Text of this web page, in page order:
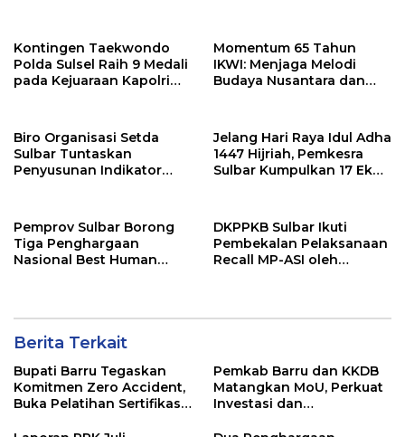
Kontingen Taekwondo
Polda Sulsel Raih 9 Medali
pada Kejuaraan Kapolri
Momentum 65 Tahun
IKWI: Menjaga Melodi
Budaya Nusantara dan
Biro Organisasi Setda
Sulbar Tuntaskan
Penyusunan Indikator
Jelang Hari Raya Idul Adha
1447 Hijriah, Pemkesra
Sulbar Kumpulkan 17 Ekor
Pemprov Sulbar Borong
Tiga Penghargaan
Nasional Best Human
DKPPKB Sulbar Ikuti
Pembekalan Pelaksanaan
Recall MP-ASI oleh
Berita Terkait
Bupati Barru Tegaskan
Komitmen Zero Accident,
Buka Pelatihan Sertifikasi
Pemkab Barru dan KKDB
Matangkan MoU, Perkuat
Investasi dan